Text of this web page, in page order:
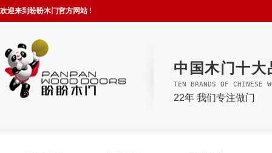
欢迎来到盼盼木门官方网站 !
中国木门十大
TEN BRANDS OF CHINESE
22年 我们专注做门